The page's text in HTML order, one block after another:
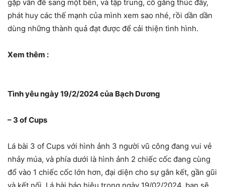
gặp vấn đề sang một bên, và tập trung, cố gắng thúc đẩy,
phát huy các thế mạnh của mình xem sao nhé, rồi dần dần
dùng những thành quả đạt được để cải thiện tình hình.
Xem thêm :
Tình yêu ngày 19/2/2024 của Bạch Dương
– 3 of Cups
Lá bài 3 of Cups với hình ảnh 3 người vũ công đang vui vẻ
nhảy múa, và phía dưới là hình ảnh 2 chiếc cốc đang cùng
đổ vào 1 chiếc cốc lớn hơn, đại diện cho sự gắn kết, gần gũi